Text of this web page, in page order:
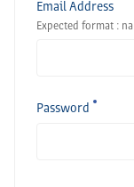
Email Address
Expected format :
Password